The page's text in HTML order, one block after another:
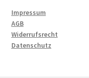
Impressum
AGB
Widerrufsrecht
Datenschutz